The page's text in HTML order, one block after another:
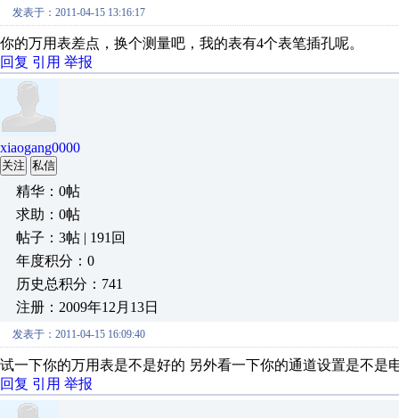
发表于：2011-04-15 13:16:17
你的万用表差点，换个测量吧，我的表有4个表笔插孔呢。
回复 引用 举报
xiaogang0000
关注 私信
精华：0帖
求助：0帖
帖子：3帖 | 191回
年度积分：0
历史总积分：741
注册：2009年12月13日
发表于：2011-04-15 16:09:40
试一下你的万用表是不是好的 另外看一下你的通道设置是不是
回复 引用 举报